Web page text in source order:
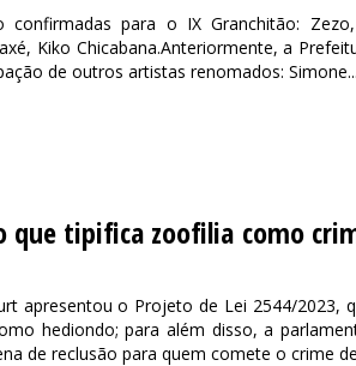
para o IX Granchitão:
Kiko Chicabana.Anteriormente, a
de outros artistas renomados: Simone...
que tipifica zoofilia como
apresentou o Projeto de Lei 2544/2023,
hediondo; para além disso, a
de reclusão para quem comete o crime